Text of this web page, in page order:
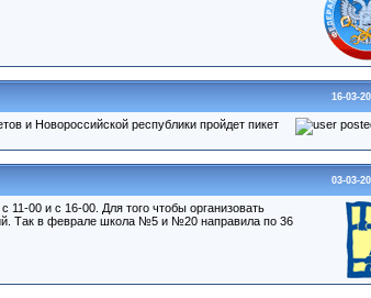
16-03-
и Новороссийской республики пройдет пикет
03-03-
11-00 и с 16-00. Для того чтобы организовать
Так в феврале школа №5 и №20 направила по 36